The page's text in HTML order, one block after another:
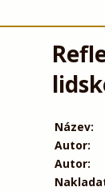
Název:
Autor:
Autor: